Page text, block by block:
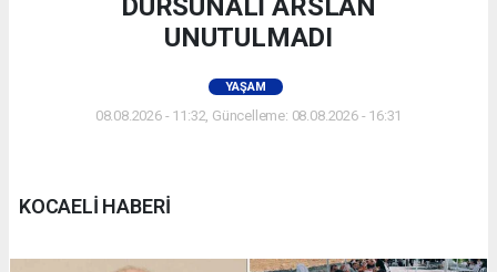
DURSUNALİ ARSLAN
UNUTULMADI
YAŞAM
08.08.2026 - 11:32, Güncelleme: 08.08.2026 - 16:31
KOCAELİ HABERİ